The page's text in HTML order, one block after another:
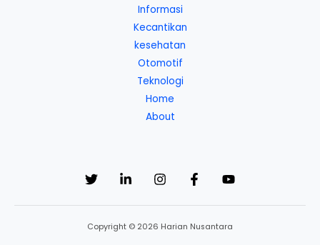
Informasi
Kecantikan
kesehatan
Otomotif
Teknologi
Home
About
Copyright © 2026 Harian Nusantara